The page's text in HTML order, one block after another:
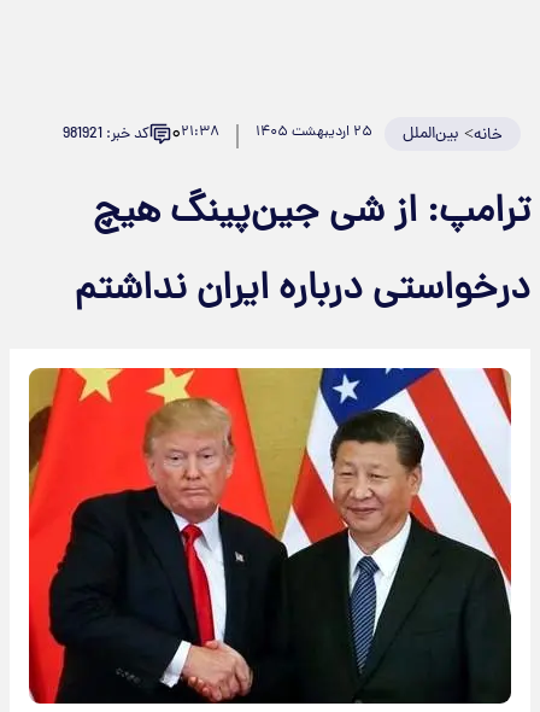
خانه> بین‌الملل ۲۵ اردیبهشت ۱۴۰۵ ۲۱:۳۸۰ کد خبر: 981921
ترامپ: از شی جین‌پینگ هیچ
درخواستی درباره ایران نداشتم